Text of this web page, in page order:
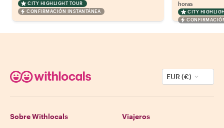
CITY HIGHLIGHT TOUR
CONFIRMACIÓN INSTANTÁNEA
horas
CITY
EUR (€)
Sobre Withlocals Viajeros